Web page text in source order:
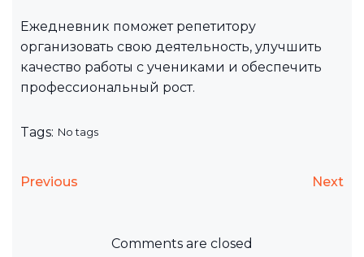
Ежедневник поможет репетитору
организовать свою деятельность, улучшить
качество работы с учениками и обеспечить
профессиональный рост.
Tags: No tags
Previous Next
Comments are closed